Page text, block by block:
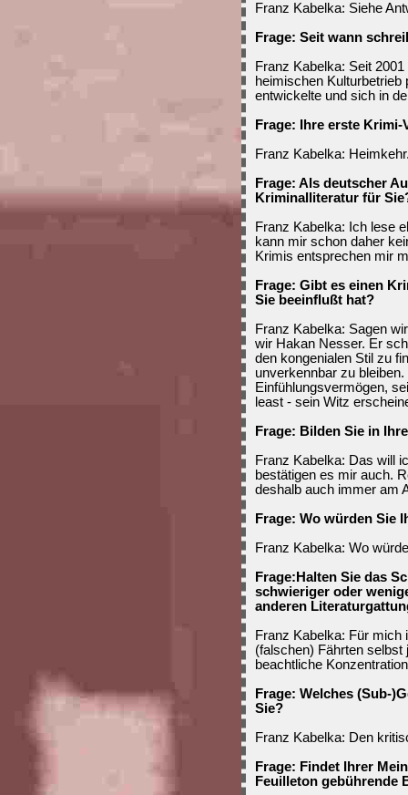
Franz Kabelka: Siehe
Frage: Seit wann
Franz Kabelka: Seit
heimischen
entwickelte und sich in
Frage: Ihre erste
Franz Kabelka:
Frage: Als deutscher
Kriminalliteratur für
Franz Kabelka: Ich lese
kann mir schon daher
Krimis entsprechen mir
Frage: Gibt es einen
Sie beeinflußt hat?
Franz Kabelka: Sagen
wir Hakan Nesser. Er
den kongenialen Stil zu
unverkennbar zu
Einfühlungsvermögen,
least - sein Witz
Frage: Bilden Sie in
Franz Kabelka: Das will
bestätigen es mir auch.
deshalb auch immer am
Frage: Wo würden Sie
Franz Kabelka: Wo
Frage:Halten Sie das
schwieriger oder
anderen
Franz Kabelka: Für mich
(falschen) Fährten selbst
beachtliche
Frage: Welches (Sub-
Sie?
Franz Kabelka: Den
Frage: Findet Ihrer
Feuilleton gebührende